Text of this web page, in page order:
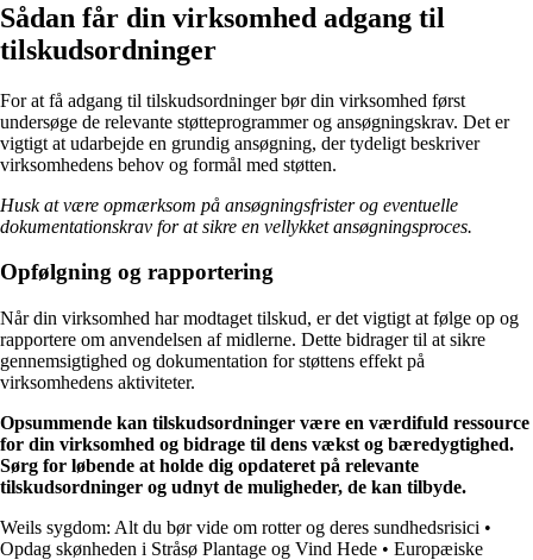
Sådan får din virksomhed adgang til
tilskudsordninger
For at få adgang til tilskudsordninger bør din virksomhed først
undersøge de relevante støtteprogrammer og ansøgningskrav. Det er
vigtigt at udarbejde en grundig ansøgning, der tydeligt beskriver
virksomhedens behov og formål med støtten.
Husk at være opmærksom på ansøgningsfrister og eventuelle
dokumentationskrav for at sikre en vellykket ansøgningsproces.
Opfølgning og rapportering
Når din virksomhed har modtaget tilskud, er det vigtigt at følge op og
rapportere om anvendelsen af midlerne. Dette bidrager til at sikre
gennemsigtighed og dokumentation for støttens effekt på
virksomhedens aktiviteter.
Opsummende kan tilskudsordninger være en værdifuld ressource
for din virksomhed og bidrage til dens vækst og bæredygtighed.
Sørg for løbende at holde dig opdateret på relevante
tilskudsordninger og udnyt de muligheder, de kan tilbyde.
Weils sygdom: Alt du bør vide om rotter og deres sundhedsrisici •
Opdag skønheden i Stråsø Plantage og Vind Hede • Europæiske